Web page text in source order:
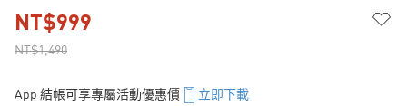
NT$1,490
NT$999
App 結帳可享專屬活動優惠價 立即下載